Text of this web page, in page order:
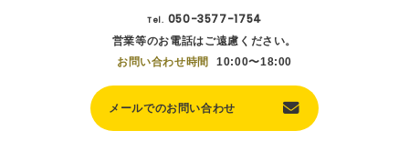
Tel. 050-3577-1754
営業等のお電話はご遠慮ください。
お問い合わせ時間
10:00〜18:00
メールでのお問い合わせ